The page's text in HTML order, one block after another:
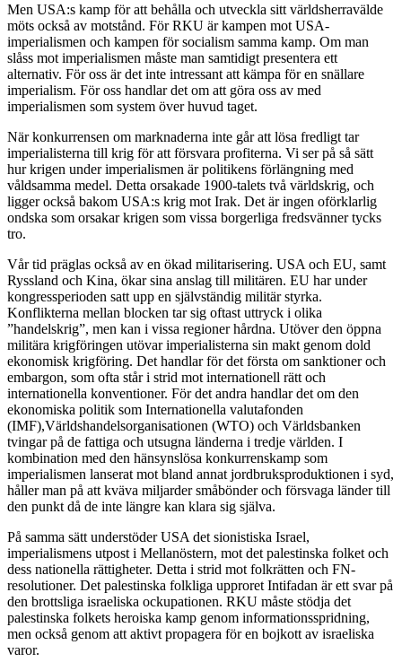
Men USA:s kamp för att behålla och utveckla sitt världsherravälde
möts också av motstånd. För RKU är kampen mot USA-
imperialismen och kampen för socialism samma kamp. Om man
slåss mot imperialismen måste man samtidigt presentera ett
alternativ. För oss är det inte intressant att kämpa för en snällare
imperialism. För oss handlar det om att göra oss av med
imperialismen som system över huvud taget.
När konkurrensen om marknaderna inte går att lösa fredligt tar
imperialisterna till krig för att försvara profiterna. Vi ser på så sätt
hur krigen under imperialismen är politikens förlängning med
våldsamma medel. Detta orsakade 1900-talets två världskrig, och
ligger också bakom USA:s krig mot Irak. Det är ingen oförklarlig
ondska som orsakar krigen som vissa borgerliga fredsvänner tycks
tro.
Vår tid präglas också av en ökad militarisering. USA och EU, samt
Ryssland och Kina, ökar sina anslag till militären. EU har under
kongressperioden satt upp en självständig militär styrka.
Konflikterna mellan blocken tar sig oftast uttryck i olika
”handelskrig”, men kan i vissa regioner hårdna. Utöver den öppna
militära krigföringen utövar imperialisterna sin makt genom dold
ekonomisk krigföring. Det handlar för det första om sanktioner och
embargon, som ofta står i strid mot internationell rätt och
internationella konventioner. För det andra handlar det om den
ekonomiska politik som Internationella valutafonden
(IMF),Världshandelsorganisationen (WTO) och Världsbanken
tvingar på de fattiga och utsugna länderna i tredje världen. I
kombination med den hänsynslösa konkurrenskamp som
imperialismen lanserat mot bland annat jordbruksproduktionen i syd,
håller man på att kväva miljarder småbönder och försvaga länder till
den punkt då de inte längre kan klara sig själva.
På samma sätt understöder USA det sionistiska Israel,
imperialismens utpost i Mellanöstern, mot det palestinska folket och
dess nationella rättigheter. Detta i strid mot folkrätten och FN-
resolutioner. Det palestinska folkliga upproret Intifadan är ett svar på
den brottsliga israeliska ockupationen. RKU måste stödja det
palestinska folkets heroiska kamp genom informationsspridning,
men också genom att aktivt propagera för en bojkott av israeliska
varor.